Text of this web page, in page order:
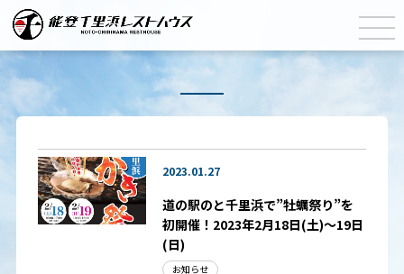
2023.01.27
道の駅のと千里浜で”牡蠣祭り”を
初開催！2023年2月18日(土)～19日
(日)
お知らせ